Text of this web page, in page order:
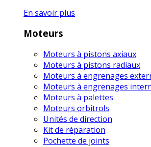
En savoir plus
Moteurs
Moteurs à pistons axiaux
Moteurs à pistons radiaux
Moteurs à engrenages
Moteurs à engrenages
Moteurs à palettes
Moteurs orbitrols
Unités de direction
Kit de réparation
Pochette de joints